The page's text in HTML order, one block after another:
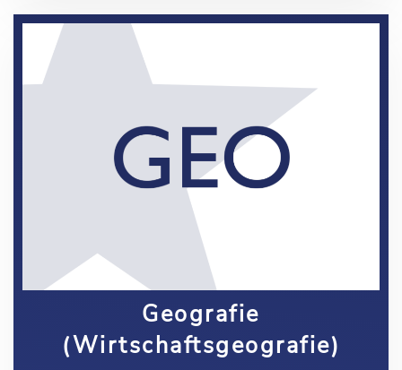
Geografie
(Wirtschaftsgeografie)